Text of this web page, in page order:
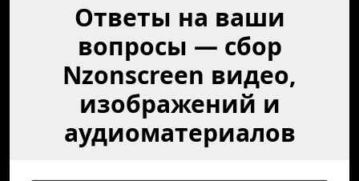
Ответы на ваши
вопросы — сбор
Nzonscreen видео,
изображений и
аудиоматериалов